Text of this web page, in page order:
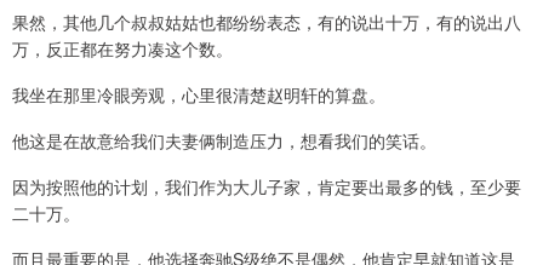
果然，其他几个叔叔姑姑也都纷纷表态，有的说出十万，有的说出八
万，反正都在努力凑这个数。
我坐在那里冷眼旁观，心里很清楚赵明轩的算盘。
他这是在故意给我们夫妻俩制造压力，想看我们的笑话。
因为按照他的计划，我们作为大儿子家，肯定要出最多的钱，至少要
二十万。
而且最重要的是，他选择奔驰S级绝不是偶然，他肯定早就知道这是